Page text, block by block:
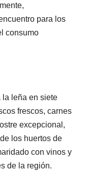
para los
consumo
la leña en siete
frescos, carnes
excepcional,
los huertos de
con vinos y
de la región.